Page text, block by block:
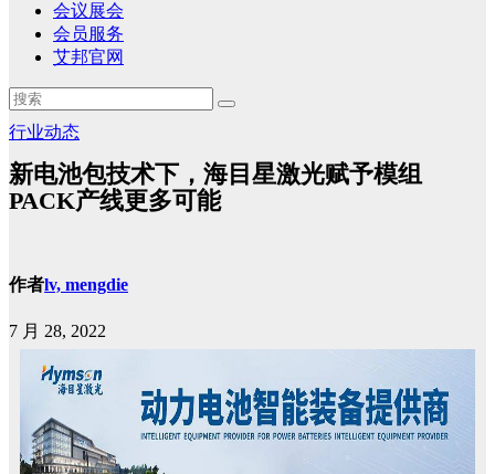
会议展会
会员服务
艾邦官网
行业动态
新电池包技术下，海目星激光赋予模组
PACK产线更多可能
作者lv, mengdie
7 月 28, 2022